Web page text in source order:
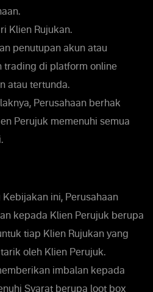
Klien Rujukan.
penutupan akun atau
trading di platform online
atau tertunda.
Perusahaan berhak
Perujuk memenuhi semua
ini, Perusahaan
kepada Klien Perujuk berupa
tiap Klien Rujukan yang
oleh Klien Perujuk.
imbalan kepada
Syarat berupa loot box